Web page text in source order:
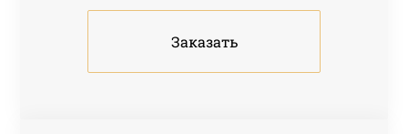
Заказать